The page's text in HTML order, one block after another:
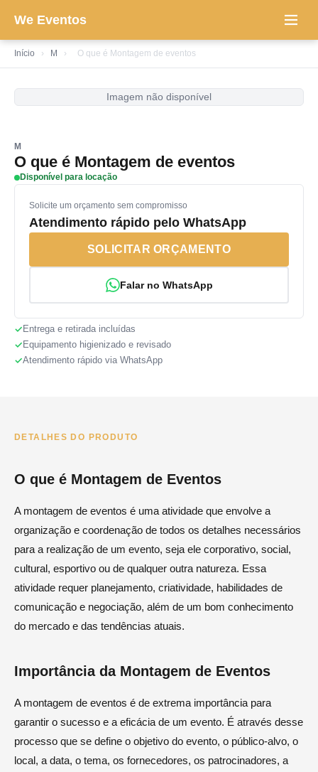
We Eventos
Início › M › O que é Montagem de eventos
Imagem não disponível
M
O que é Montagem de eventos
Disponível para locação
Solicite um orçamento sem compromisso
Atendimento rápido pelo WhatsApp
SOLICITAR ORÇAMENTO
Falar no WhatsApp
Entrega e retirada incluídas
Equipamento higienizado e revisado
Atendimento rápido via WhatsApp
DETALHES DO PRODUTO
O que é Montagem de Eventos
A montagem de eventos é uma atividade que envolve a
organização e coordenação de todos os detalhes necessários
para a realização de um evento, seja ele corporativo, social,
cultural, esportivo ou de qualquer outra natureza. Essa
atividade requer planejamento, criatividade, habilidades de
comunicação e negociação, além de um bom conhecimento
do mercado e das tendências atuais.
Importância da Montagem de Eventos
A montagem de eventos é de extrema importância para
garantir o sucesso e a eficácia de um evento. É através desse
processo que se define o objetivo do evento, o público-alvo, o
local, a data, o tema, os fornecedores, os patrocinadores, a